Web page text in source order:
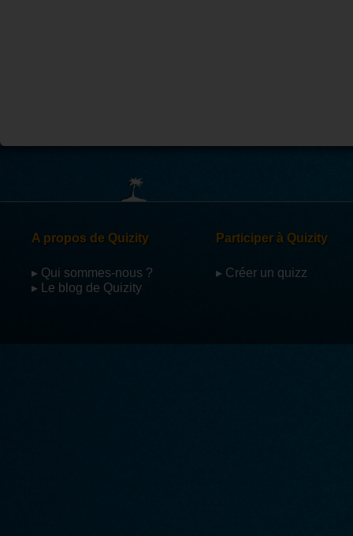
A propos de Quizity
▸ Qui sommes-nous ?
▸ Le blog de Quizity
Participer à Quizity
▸ Créer un quizz